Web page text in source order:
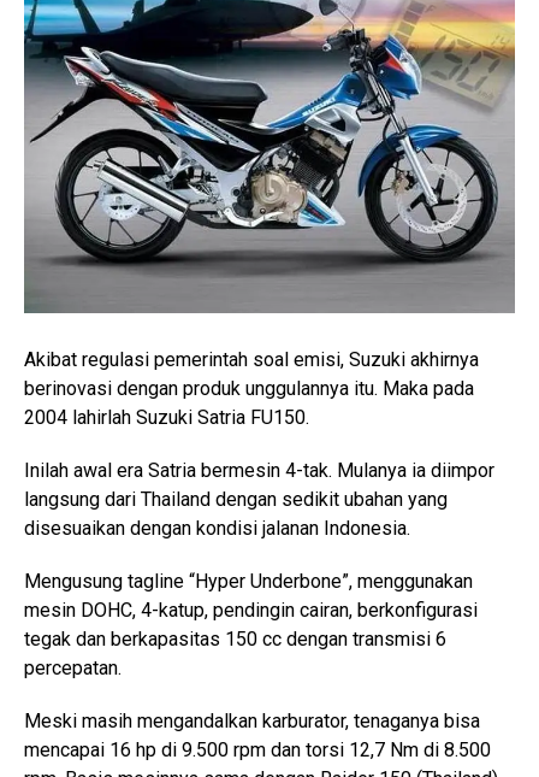
Akibat regulasi pemerintah soal emisi, Suzuki akhirnya
berinovasi dengan produk unggulannya itu. Maka pada
2004 lahirlah Suzuki Satria FU150.
Inilah awal era Satria bermesin 4-tak. Mulanya ia diimpor
langsung dari Thailand dengan sedikit ubahan yang
disesuaikan dengan kondisi jalanan Indonesia.
Mengusung tagline “Hyper Underbone”, menggunakan
mesin DOHC, 4-katup, pendingin cairan, berkonfigurasi
tegak dan berkapasitas 150 cc dengan transmisi 6
percepatan.
Meski masih mengandalkan karburator, tenaganya bisa
mencapai 16 hp di 9.500 rpm dan torsi 12,7 Nm di 8.500